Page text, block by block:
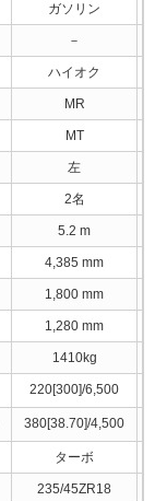
ガソリン
－
ハイオク
MR
MT
左
2名
5.2 m
4,385 mm
1,800 mm
1,280 mm
1410kg
220[300]/6,500
380[38.70]/4,500
ターボ
235/45ZR18